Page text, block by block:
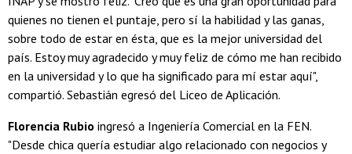
quienes no tienen el puntaje, pero sí la habilidad y las ganas,
sobre todo de estar en ésta, que es la mejor universidad del
país. Estoy muy agradecido y muy feliz de cómo me han recibido
en la universidad y lo que ha significado para mí estar aquí",
compartió. Sebastián egresó del Liceo de Aplicación.
Florencia Rubio ingresó a Ingeniería Comercial en la FEN.
"Desde chica quería estudiar algo relacionado con negocios y